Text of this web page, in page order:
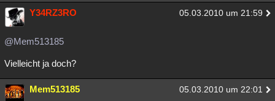
Y34RZ3RO 05.03.2010 um 21:59
@Mem513185
Vielleicht ja doch?
Mem513185 05.03.2010 um 22:01